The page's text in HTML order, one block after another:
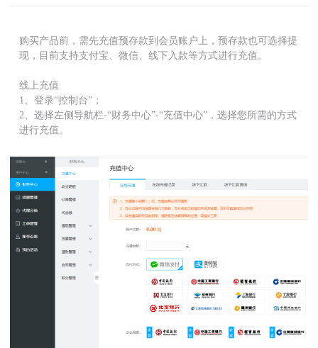
购买产品前，需先充值预存款到会员账户上，预存款也可选择提
现，目前支持支付宝、微信、线下入款等方式进行充值。
线上充值
1、登录“控制台”；
2、选择左侧导航栏-“财务中心”-“充值中心”，选择您所需的方式
进行充值。